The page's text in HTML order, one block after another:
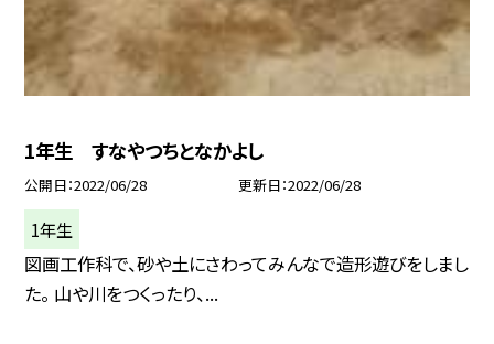
1年生 すなやつちとなかよし
公開日 2022/06/28 更新日 2022/06/28
1年生
図画工作科で、砂や土にさわってみんなで造形遊びをしまし
た。 山や川をつくったり、...